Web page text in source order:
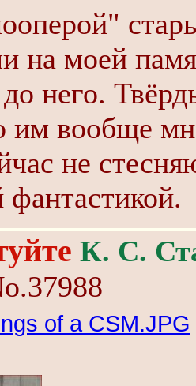
на моей
до него.
им вообще
не
фантастикой.
К. С.
of a CSM.JPG